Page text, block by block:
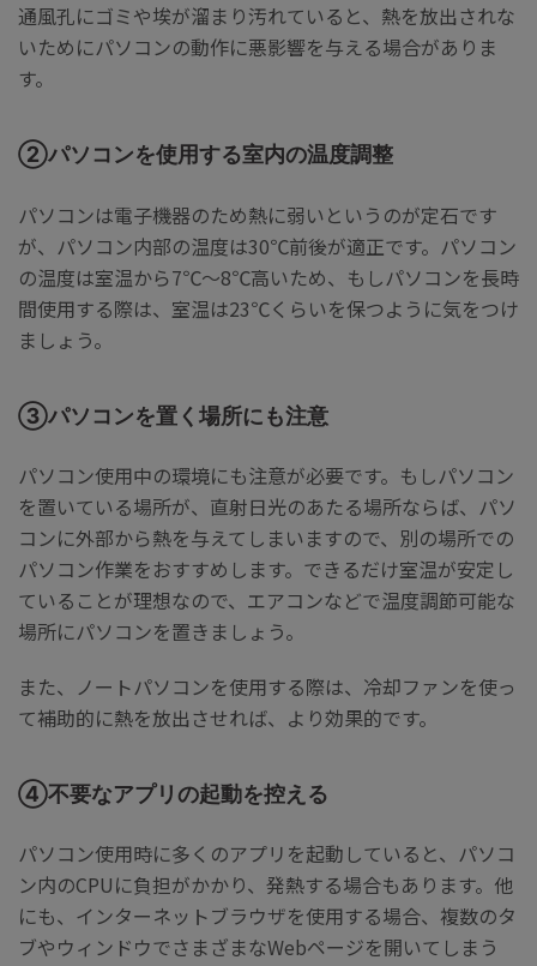
通風孔にゴミや埃が溜まり汚れていると、熱を放出されな
いためにパソコンの動作に悪影響を与える場合がありま
す。
②パソコンを使用する室内の温度調整
パソコンは電子機器のため熱に弱いというのが定石です
が、パソコン内部の温度は30℃前後が適正です。パソコン
の温度は室温から7℃～8℃高いため、もしパソコンを長時
間使用する際は、室温は23℃くらいを保つように気をつけ
ましょう。
③パソコンを置く場所にも注意
パソコン使用中の環境にも注意が必要です。もしパソコン
を置いている場所が、直射日光のあたる場所ならば、パソ
コンに外部から熱を与えてしまいますので、別の場所での
パソコン作業をおすすめします。できるだけ室温が安定し
ていることが理想なので、エアコンなどで温度調節可能な
場所にパソコンを置きましょう。
また、ノートパソコンを使用する際は、冷却ファンを使っ
て補助的に熱を放出させれば、より効果的です。
④不要なアプリの起動を控える
パソコン使用時に多くのアプリを起動していると、パソコ
ン内のCPUに負担がかかり、発熱する場合もあります。他
にも、インターネットブラウザを使用する場合、複数のタ
ブやウィンドウでさまざまなWebページを開いてしまう